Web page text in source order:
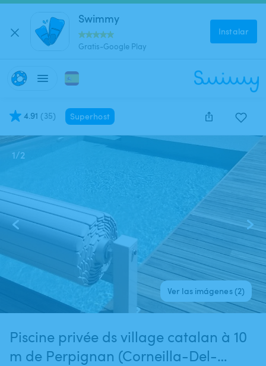
Swimmy
Gratis-Google Play
Instalar
4.91 (35) Superhost
1/2
Ver las imágenes (2)
Piscine privée ds village catalan à 10
m de Perpignan (Corneilla-Del-